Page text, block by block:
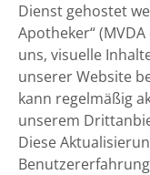
Dienst gehostet
Apotheker“
uns, visuelle
unserer Website
kann regelmäßig
unserem
Diese